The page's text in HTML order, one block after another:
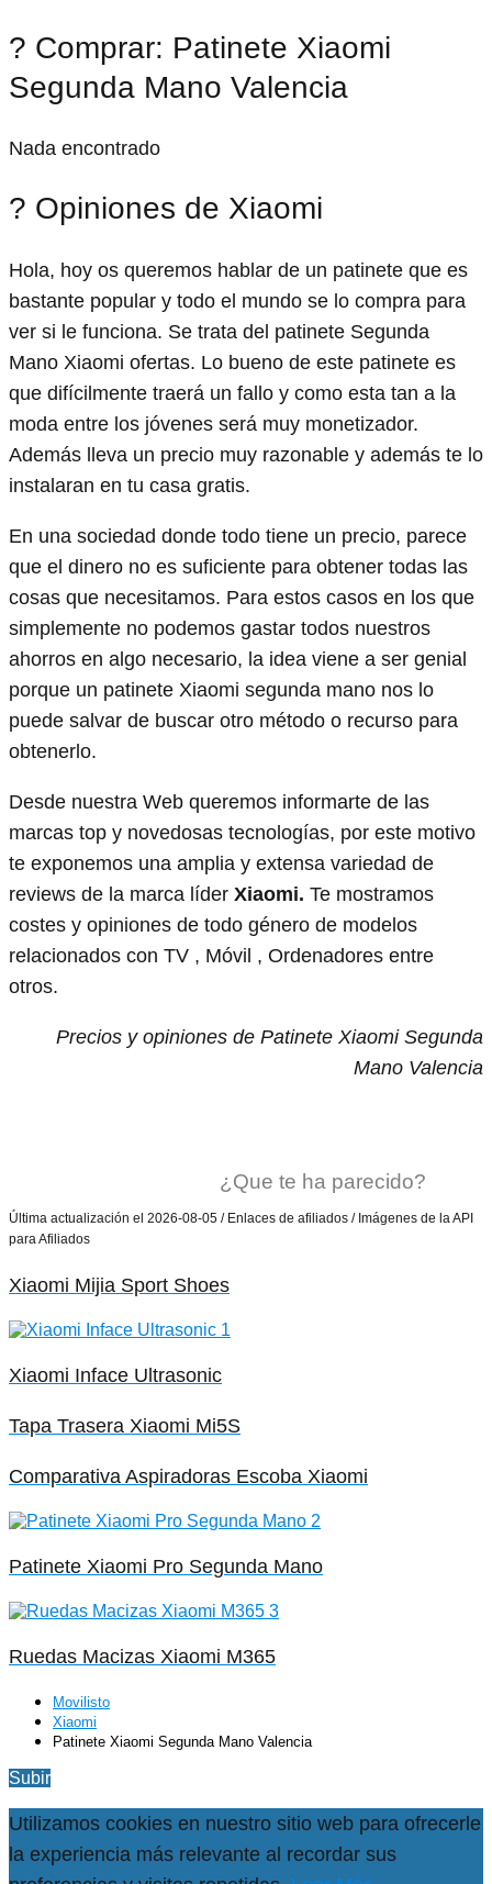
? Comprar: Patinete Xiaomi
Segunda Mano Valencia
Nada encontrado
? Opiniones de Xiaomi
Hola, hoy os queremos hablar de un patinete que es
bastante popular y todo el mundo se lo compra para
ver si le funciona. Se trata del patinete Segunda
Mano Xiaomi ofertas. Lo bueno de este patinete es
que difícilmente traerá un fallo y como esta tan a la
moda entre los jóvenes será muy monetizador.
Además lleva un precio muy razonable y además te lo
instalaran en tu casa gratis.
En una sociedad donde todo tiene un precio, parece
que el dinero no es suficiente para obtener todas las
cosas que necesitamos. Para estos casos en los que
simplemente no podemos gastar todos nuestros
ahorros en algo necesario, la idea viene a ser genial
porque un patinete Xiaomi segunda mano nos lo
puede salvar de buscar otro método o recurso para
obtenerlo.
Desde nuestra Web queremos informarte de las
marcas top y novedosas tecnologías, por este motivo
te exponemos una amplia y extensa variedad de
reviews de la marca líder Xiaomi. Te mostramos
costes y opiniones de todo género de modelos
relacionados con TV , Móvil , Ordenadores entre
otros.
Precios y opiniones de Patinete Xiaomi Segunda
Mano Valencia
¿Que te ha parecido?
Última actualización el 2026-08-05 / Enlaces de afiliados / Imágenes de la API
para Afiliados
Xiaomi Mijia Sport Shoes
Xiaomi Inface Ultrasonic
Tapa Trasera Xiaomi Mi5S
Comparativa Aspiradoras Escoba Xiaomi
Patinete Xiaomi Pro Segunda Mano
Ruedas Macizas Xiaomi M365
Movilisto
Xiaomi
Patinete Xiaomi Segunda Mano Valencia
Subir
Utilizamos cookies en nuestro sitio web para ofrecerle
la experiencia más relevante al recordar sus